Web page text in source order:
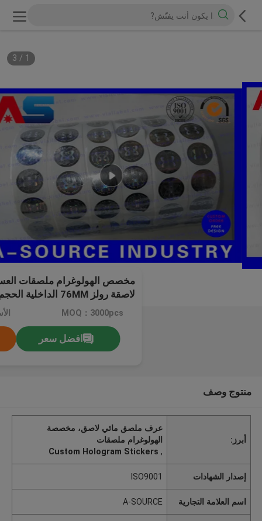
1
/
3
مخصص الهولوغرام ملصقات
لاصقة رولز 76MM الداخلية الحجم
MOQ：3000pcs
افضل سعر
منتوج وصف
أبرز:
عرف ملصق مائي لاصق، مخصصة
الهولوغرام ملصقات
,
Custom Hologram Stickers
إصدار الشهادات ISO9001
اسم العلامة التجارية A-SOURCE